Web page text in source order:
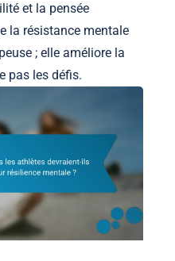
et la pensée
la résistance mentale
; elle améliore la
pas les défis.